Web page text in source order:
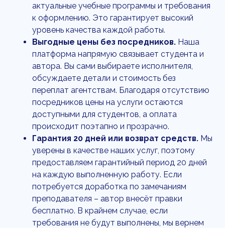
актуальные учебные программы и требования
к оформлению. Это гарантирует высокий
уровень качества каждой работы.
Выгодные цены без посредников. Наша
платформа напрямую связывает студента и
автора. Вы сами выбираете исполнителя,
обсуждаете детали и стоимость без
переплат агентствам. Благодаря отсутствию
посредников цены на услуги остаются
доступными для студентов, а оплата
происходит поэтапно и прозрачно.
Гарантия 20 дней или возврат средств. Мы
уверены в качестве наших услуг, поэтому
предоставляем гарантийный период 20 дней
на каждую выполненную работу. Если
потребуется доработка по замечаниям
преподавателя – автор внесёт правки
бесплатно. В крайнем случае, если
требования не будут выполнены, мы вернем